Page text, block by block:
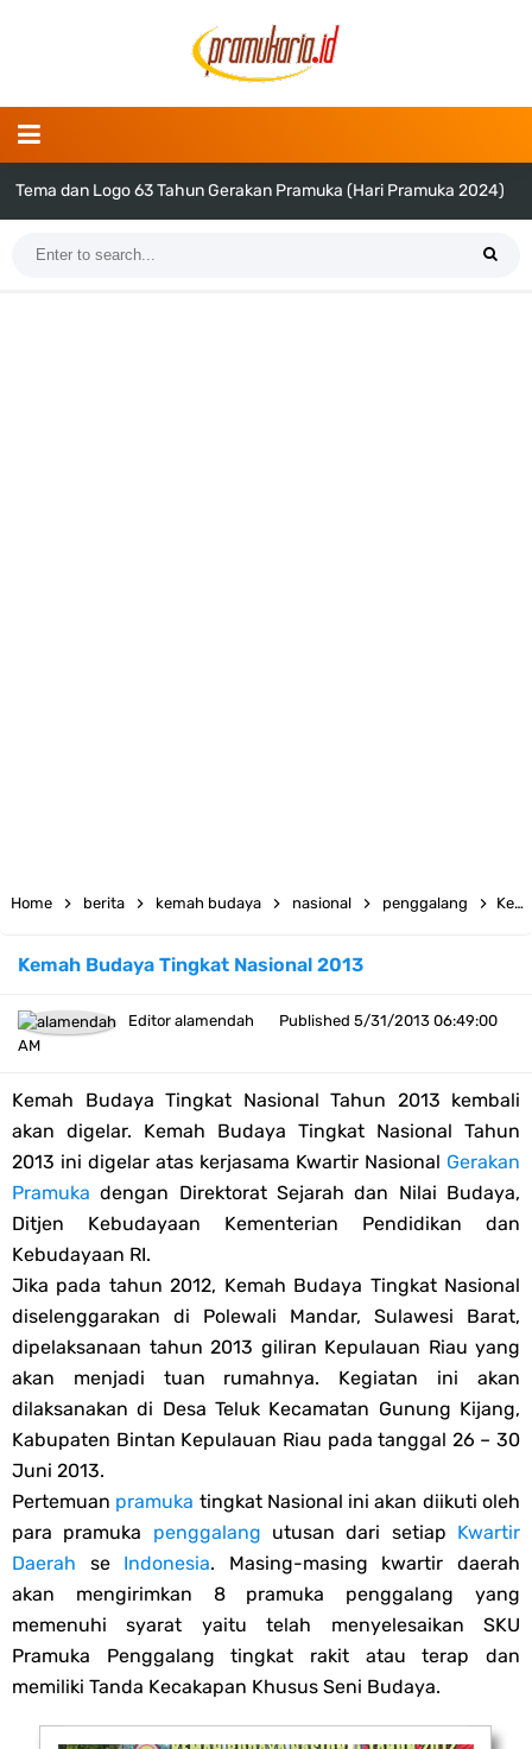
Daftar Hari Libur dan Cuti Bersama Tahun 2024
Tema dan Logo Hari Pramuka ke-62 Tahun 2023 (Png dan Vektor)
Edaran Karya Bakti Pramuka pada Idul Fitri 2023
Tema dan Logo HUT Ke-75 Kemerdekaan RI Tahun 2020
Edaran Kwarnas Tentang Hari Bapak Pramuka Indonesia
Gambar Ucapan Selamat Hari Bapak Pramuka Indonesia
12 April, Hari Bapak Pramuka Indonesia
Karaoke Lagu Cinta Sebatas Patok Tenda Full Lirik
Bingkai Foto Profil Selamat Maulid Nabi Muhammad SAW
Bingkai Foto Profil Hari Sumpah Pemuda
Tema dan Logo 63 Tahun Gerakan Pramuka (Hari Pramuka 2024)
Saturday, 8 August
Home berita kemah budaya nasional penggalang Kemah Budaya Tingkat Nasional 2013
Kemah Budaya Tingkat Nasional 2013
Editor alamendah Published 5/31/2013 06:49:00
AM
Kemah Budaya Tingkat Nasional Tahun 2013 kembali
akan digelar. Kemah Budaya Tingkat Nasional Tahun
2013 ini digelar atas kerjasama Kwartir Nasional Gerakan
Pramuka dengan Direktorat Sejarah dan Nilai Budaya,
Ditjen Kebudayaan Kementerian Pendidikan dan
Kebudayaan RI.
Jika pada tahun 2012, Kemah Budaya Tingkat Nasional
diselenggarakan di Polewali Mandar, Sulawesi Barat,
dipelaksanaan tahun 2013 giliran Kepulauan Riau yang
akan menjadi tuan rumahnya. Kegiatan ini akan
dilaksanakan di Desa Teluk Kecamatan Gunung Kijang,
Kabupaten Bintan Kepulauan Riau pada tanggal 26 – 30
Juni 2013.
Pertemuan pramuka tingkat Nasional ini akan diikuti oleh
para pramuka penggalang utusan dari setiap Kwartir
Daerah se Indonesia. Masing-masing kwartir daerah
akan mengirimkan 8 pramuka penggalang yang
memenuhi syarat yaitu telah menyelesaikan SKU
Pramuka Penggalang tingkat rakit atau terap dan
memiliki Tanda Kecakapan Khusus Seni Budaya.